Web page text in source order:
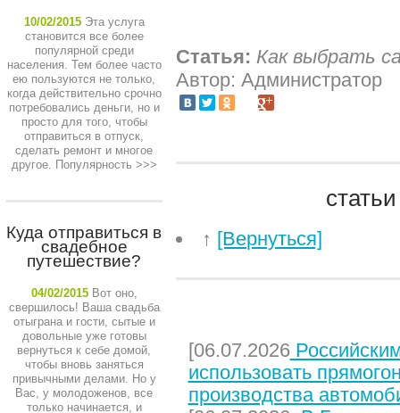
10/02/2015 Эта услуга
становится все более
популярной среди
населения. Тем более часто
ею пользуются не только,
когда действительно срочно
потребовались деньги, но и
просто для того, чтобы
отправиться в отпуск,
сделать ремонт и многое
другое. Популярность >>>
Куда отправиться в
свадебное
путешествие?
04/02/2015 Вот оно,
свершилось! Ваша свадьба
отыграна и гости, сытые и
довольные уже готовы
вернуться к себе домой,
чтобы вновь заняться
привычными делами. Но у
Вас, у молодоженов, все
только начинается, и
Статья: Как выбрать
Автор: Администратор
↑ [Вернуться]
[06.07.2026
использовать
производства